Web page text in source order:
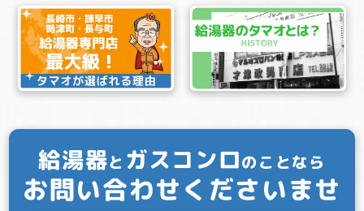
給湯器と ガスコンロのことなら
お問い合わせくださいませ